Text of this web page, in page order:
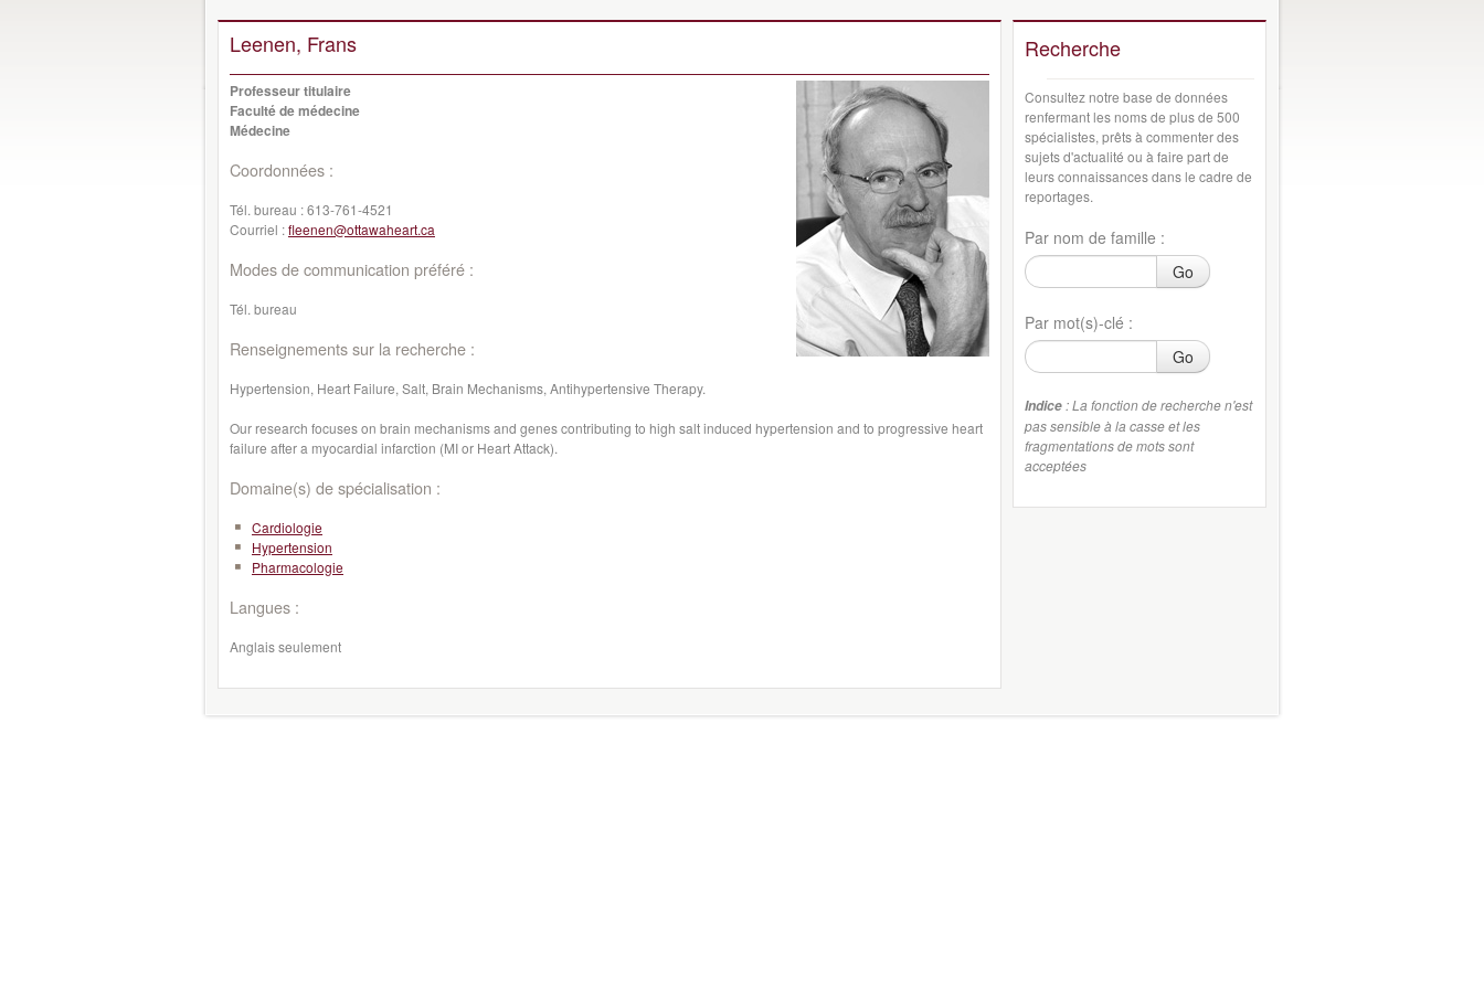
Leenen, Frans
Professeur titulaire
Faculté de médecine
Médecine
Coordonnées :
Tél. bureau :613-761-4521
Courriel :fleenen@ottawaheart.ca
Modes de communication préféré :
Tél. bureau
Renseignements sur la recherche :
Hypertension, Heart Failure, Salt, Brain Mechanisms, Antihypertensive Therapy.
Our research focuses on brain mechanisms and genes contributing to high salt induced hypertension and to progressive heart
failure after a myocardial infarction (MI or Heart Attack).
Domaine(s) de spécialisation :
Cardiologie
Hypertension
Pharmacologie
Langues :
Anglais seulement
Recherche
Consultez notre base de données
renfermant les noms de plus de 500
spécialistes, prêts à commenter des
sujets d'actualité ou à faire part de
leurs connaissances dans le cadre de
reportages.
Par nom de famille :
Go
Par mot(s)-clé :
Go
Indice : La fonction de recherche n'est
pas sensible à la casse et les
fragmentations de mots sont
acceptées